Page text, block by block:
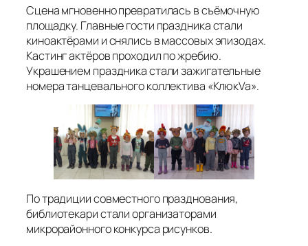
Сцена мгновенно превратилась в съёмочную
площадку. Главные гости праздника стали
киноактёрами и снялись в массовых эпизодах.
Кастинг актёров проходил по жребию.
Украшением праздника стали зажигательные
номера танцевального коллектива «КлюкVa».
По традиции совместного празднования,
библиотекари стали организаторами
микрорайонного конкурса рисунков.